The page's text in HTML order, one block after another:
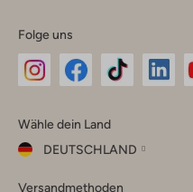
Folge uns
Instagram
Facebook
TikTok
Wähle dein Land
DEUTSCHLAND
dein
Versandmethoden